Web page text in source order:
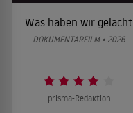
Was haben wir gelacht
DOKUMENTARFILM • 2026
prisma-Redaktion